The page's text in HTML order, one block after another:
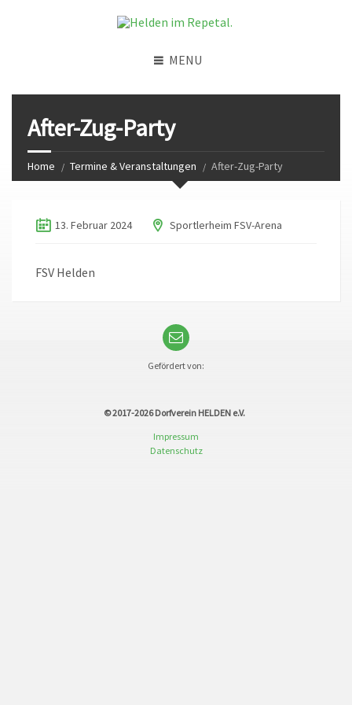
MENU
After-Zug-Party
Home Termine & Veranstaltungen After-Zug-Party
13. Februar 2024 Sportlerheim FSV-Arena
FSV Helden
Gefördert von:
© 2017-2026Dorfverein HELDEN e.V.
Impressum
Datenschutz